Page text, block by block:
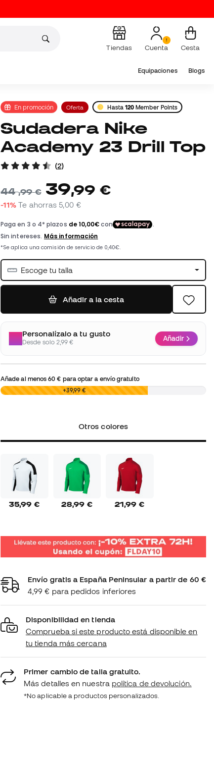
Tiendas Cuenta Cesta
Equipaciones Blogs
En promoción Oferta Hasta 120 Member Points
Sudadera Nike
Academy 23 Drill Top
(2)
44,99 € 39,99 €
-11% Te ahorras5,00 €
Escoge tu talla
Añadir a la cesta
Personalízalo a tu gusto
Desde solo 2,99 € Añadir
Añade al menos60 € para optar a envío gratuito
0,00 € +39,99 €
Otros colores
35,99 € 28,99 € 21,99 €
Envío gratis a España Peninsular a partir de 60 €
4,99 € para pedidos inferiores
Disponibilidad en tienda
Comprueba si este producto está disponible en
tu tienda más cercana
Primer cambio de talla gratuito.
Más detalles en nuestra política de devolución.
*No aplicable a productos personalizados.